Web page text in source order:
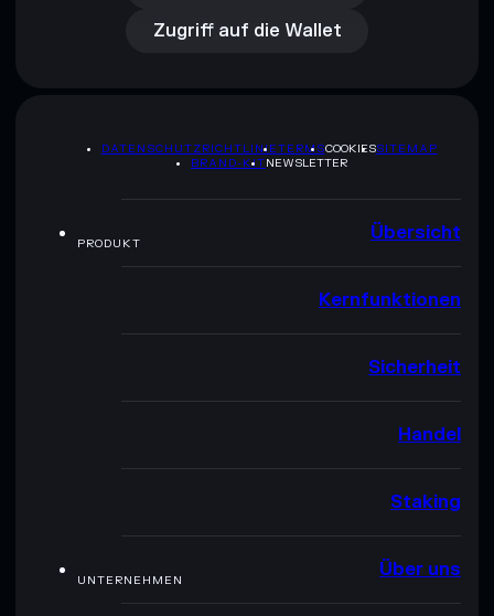
Zugriff auf die Wallet
DATENSCHUTZRICHTLINIETERMSCOOKIESSITEMAP
BRAND-KITNEWSLETTER
PRODUKT Übersicht
Kernfunktionen
Sicherheit
Handel
Staking
UNTERNEHMEN Über uns